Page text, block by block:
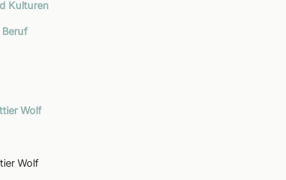
Kulturen
Wolf
Wolf